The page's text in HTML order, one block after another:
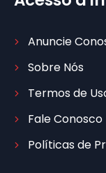
Anuncie
Sobre Nós
Termos de
Fale Conosco
Políticas de